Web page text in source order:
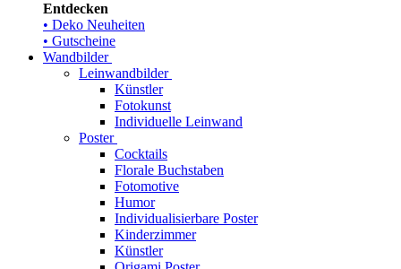
Entdecken
• Deko Neuheiten
• Gutscheine
Wandbilder
Leinwandbilder
Künstler
Fotokunst
Individuelle Leinwand
Poster
Cocktails
Florale Buchstaben
Fotomotive
Humor
Individualisierbare Poster
Kinderzimmer
Künstler